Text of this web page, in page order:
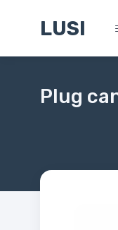
LUSI
Plug